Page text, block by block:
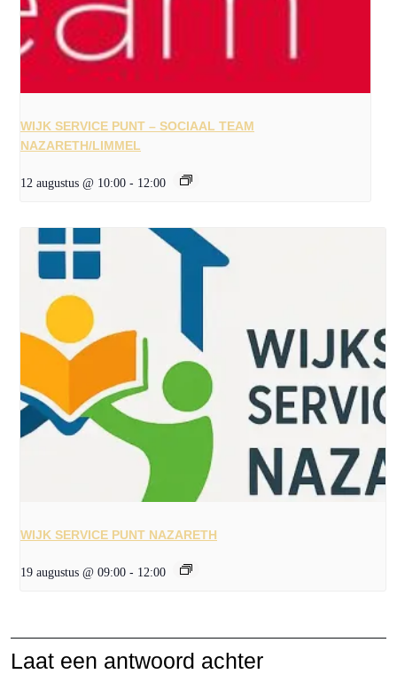
WIJK SERVICE PUNT – SOCIAAL TEAM
NAZARETH/LIMMEL
12 augustus @ 10:00 - 12:00
WIJK SERVICE PUNT NAZARETH
19 augustus @ 09:00 - 12:00
Laat een antwoord achter